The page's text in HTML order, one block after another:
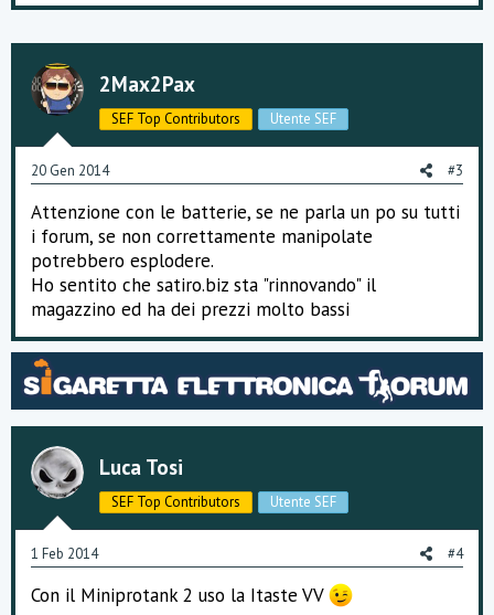
2Max2Pax
SEF Top Contributors Utente SEF
20 Gen 2014 #3
Attenzione con le batterie, se ne parla un po su tutti
i forum, se non correttamente manipolate
potrebbero esplodere.
Ho sentito che satiro.biz sta "rinnovando" il
magazzino ed ha dei prezzi molto bassi
Luca Tosi
SEF Top Contributors Utente SEF
1 Feb 2014 #4
Con il Miniprotank 2 uso la Itaste VV